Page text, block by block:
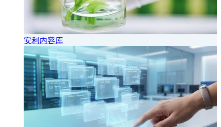
安利内容库